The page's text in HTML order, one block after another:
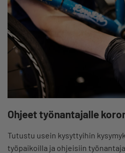
Ohjeet työnantajalle
Tutustu usein kysyttyihin
työpaikoilla ja ohjeisiin